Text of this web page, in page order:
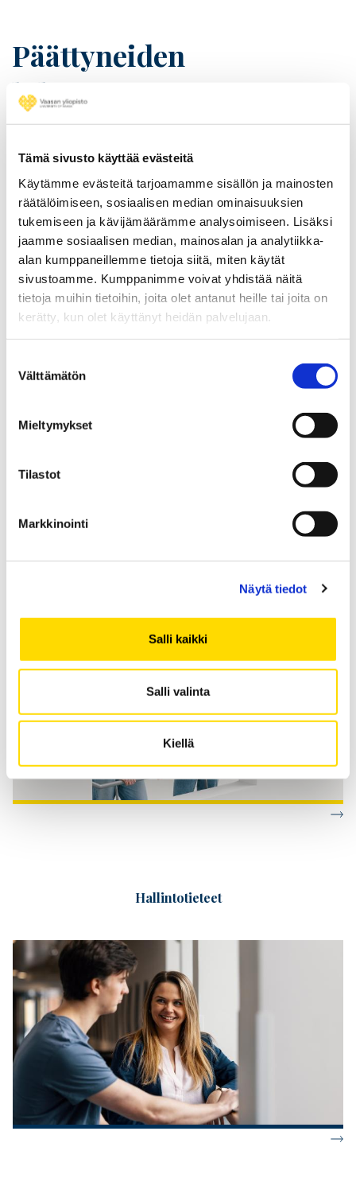
Tämä sivusto käyttää evästeitä
Käytämme evästeitä tarjoamamme sisällön ja mainosten
räätälöimiseen, sosiaalisen median ominaisuuksien
tukemiseen ja kävijämäärämme analysoimiseen. Lisäksi
jaamme sosiaalisen median, mainosalan ja analytiikka-
alan kumppaneillemme tietoja siitä, miten käytät
sivustoamme. Kumppanimme voivat yhdistää näitä
tietoja muihin tietoihin, joita olet antanut heille tai joita on
kerätty, kun olet käyttänyt heidän palvelujaan.
valinta
Välttämätön
Mieltymykset
Tilastot
Markkinointi
Näytä tiedot
Salli kaikki
Salli valinta
Kiellä
Päättyneiden
lukuvuosien
opintotarjonta
Voit tarkistaa avoimen yliopiston
opintotarjonnan myös aikaisemmilta
lukuvuosilta. Opinto-oppaassa opinnot on
jaoteltu koulutusaloittain ja
opetussuunnitelmittain. Opintojaksojen lisäksi
näet tarjolla olleet opintokokonaisuudet.
Lukuvuoden 2023–2024 opintotarjonta
Lukuvuoden 2020–2021 opintotarjonta
opiskeluun avoimessa
Hallintotieteet